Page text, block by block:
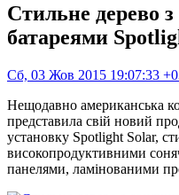
Стильне дерево
батареями
Сб, 03 Жов 2015 19:07:33
Нещодавно американська
представила свій новий
установку Spotlight Solar,
високопродуктивними
панелями, ламінованими